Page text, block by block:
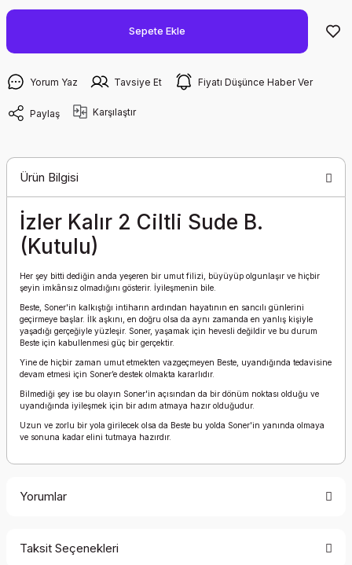
Sepete Ekle
Yorum Yaz Tavsiye Et Fiyatı Düşünce Haber Ver
Paylaş Karşılaştır
Ürün Bilgisi
İzler Kalır 2 Ciltli Sude B.
(Kutulu)
Her şey bitti dediğin anda yeşeren bir umut filizi, büyüyüp olgunlaşır ve hiçbir
şeyin imkânsız olmadığını gösterir. İyileşmenin bile.
Beste, Soner'in kalkıştığı intiharın ardından hayatının en sancılı günlerini
geçirmeye başlar. İlk aşkını, en doğru olsa da aynı zamanda en yanlış kişiyle
yaşadığı gerçeğiyle yüzleşir. Soner, yaşamak için hevesli değildir ve bu durum
Beste için kabullenmesi güç bir gerçektir.
Yine de hiçbir zaman umut etmekten vazgeçmeyen Beste, uyandığında tedavisine
devam etmesi için Soner’e destek olmakta kararlıdır.
Bilmediği şey ise bu olayın Soner'in açısından da bir dönüm noktası olduğu ve
uyandığında iyileşmek için bir adım atmaya hazır olduğudur.
Uzun ve zorlu bir yola girilecek olsa da Beste bu yolda Soner'in yanında olmaya
ve sonuna kadar elini tutmaya hazırdır.
Yorumlar
Taksit Seçenekleri